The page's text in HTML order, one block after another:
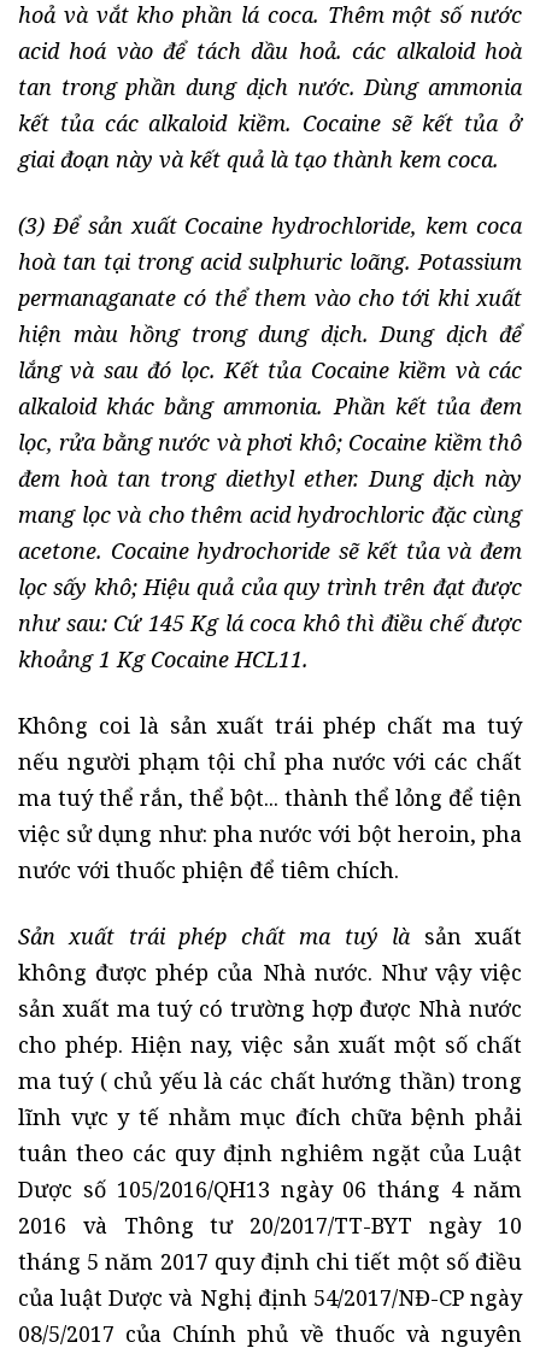
hoả và vắt kho phần lá coca. Thêm một số nước
acid hoá vào để tách dầu hoả. các alkaloid hoà
tan trong phần dung dịch nước. Dùng ammonia
kết tủa các alkaloid kiềm. Cocaine sẽ kết tủa ở
giai đoạn này và kết quả là tạo thành kem coca.
(3) Để sản xuất Cocaine hydrochloride, kem coca
hoà tan tại trong acid sulphuric loãng. Potassium
permanaganate có thể them vào cho tới khi xuất
hiện màu hồng trong dung dịch. Dung dịch để
lắng và sau đó lọc. Kết tủa Cocaine kiềm và các
alkaloid khác bằng ammonia. Phần kết tủa đem
lọc, rửa bằng nước và phơi khô; Cocaine kiềm thô
đem hoà tan trong diethyl ether. Dung dịch này
mang lọc và cho thêm acid hydrochloric đặc cùng
acetone. Cocaine hydrochoride sẽ kết tủa và đem
lọc sấy khô; Hiệu quả của quy trình trên đạt được
như sau: Cứ 145 Kg lá coca khô thì điều chế được
khoảng 1 Kg Cocaine HCL11.
Không coi là sản xuất trái phép chất ma tuý
nếu người phạm tội chỉ pha nước với các chất
ma tuý thể rắn, thể bột... thành thể lỏng để tiện
việc sử dụng như: pha nước với bột heroin, pha
nước với thuốc phiện để tiêm chích.
Sản xuất trái phép chất ma tuý là sản xuất
không được phép của Nhà nước. Như vậy việc
sản xuất ma tuý có trường hợp được Nhà nước
cho phép. Hiện nay, việc sản xuất một số chất
ma tuý ( chủ yếu là các chất hướng thần) trong
lĩnh vực y tế nhằm mục đích chữa bệnh phải
tuân theo các quy định nghiêm ngặt của Luật
Dược số 105/2016/QH13 ngày 06 tháng 4 năm
2016 và Thông tư 20/2017/TT-BYT ngày 10
tháng 5 năm 2017 quy định chi tiết một số điều
của luật Dược và Nghị định 54/2017/NĐ-CP ngày
08/5/2017 của Chính phủ về thuốc và nguyên